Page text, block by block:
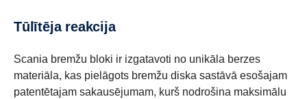
Tūlītēja reakcija
Scania bremžu bloki ir izgatavoti no unikāla berzes
materiāla, kas pielāgots bremžu diska sastāvā esošajam
patentētajam sakausējumam, kurš nodrošina maksimālu